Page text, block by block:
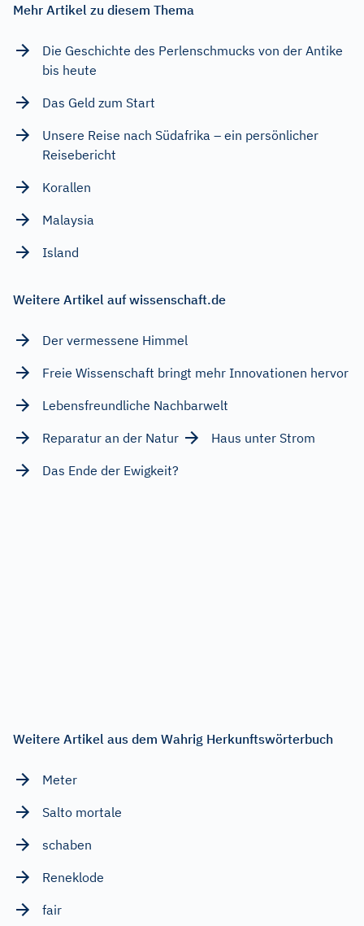
Mehr Artikel zu diesem Thema
Die Geschichte des Perlenschmucks von der Antike
bis heute
Das Geld zum Start
Unsere Reise nach Südafrika – ein persönlicher
Reisebericht
Korallen
Malaysia
Island
Weitere Artikel auf wissenschaft.de
Der vermessene Himmel
Freie Wissenschaft bringt mehr Innovationen hervor
Lebensfreundliche Nachbarwelt
Reparatur an der Natur
Haus unter Strom
Das Ende der Ewigkeit?
Weitere Artikel aus dem Wahrig Herkunftswörterbuch
Meter
Salto mortale
schaben
Reneklode
fair